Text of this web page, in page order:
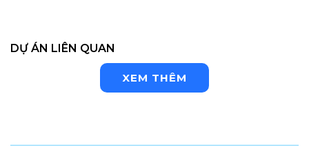
DỰ ÁN LIÊN QUAN
XEM THÊM